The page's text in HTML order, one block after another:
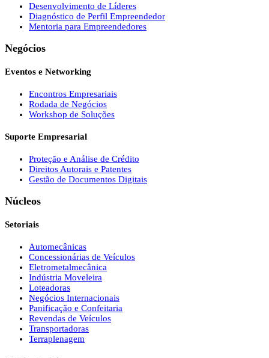
Desenvolvimento de Líderes
Diagnóstico de Perfil Empreendedor
Mentoria para Empreendedores
Negócios
Eventos e Networking
Encontros Empresariais
Rodada de Negócios
Workshop de Soluções
Suporte Empresarial
Proteção e Análise de Crédito
Direitos Autorais e Patentes
Gestão de Documentos Digitais
Núcleos
Setoriais
Automecânicas
Concessionárias de Veículos
Eletrometalmecânica
Indústria Moveleira
Loteadoras
Negócios Internacionais
Panificação e Confeitaria
Revendas de Veículos
Transportadoras
Terraplenagem